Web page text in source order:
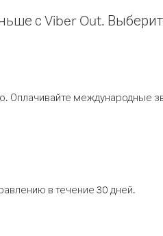
с Viber Out.
Оплачивайте международные
в течение 30 дней.